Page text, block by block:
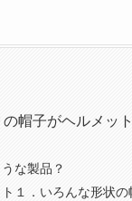
の帽子がヘルメッ
な製品？
ト１．いろんな形状